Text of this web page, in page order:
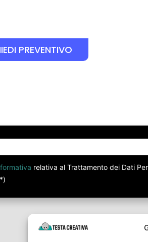
PREVENTIVO
relativa al Trattamento dei Dati